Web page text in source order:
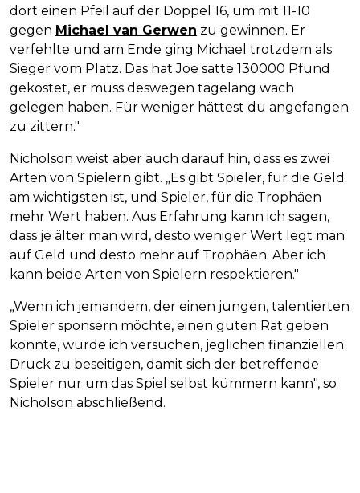
dort einen Pfeil auf der Doppel 16, um mit 11-10
gegen Michael van Gerwen zu gewinnen. Er
verfehlte und am Ende ging Michael trotzdem als
Sieger vom Platz. Das hat Joe satte 130000 Pfund
gekostet, er muss deswegen tagelang wach
gelegen haben. Für weniger hättest du angefangen
zu zittern."
Nicholson weist aber auch darauf hin, dass es zwei
Arten von Spielern gibt. „Es gibt Spieler, für die Geld
am wichtigsten ist, und Spieler, für die Trophäen
mehr Wert haben. Aus Erfahrung kann ich sagen,
dass je älter man wird, desto weniger Wert legt man
auf Geld und desto mehr auf Trophäen. Aber ich
kann beide Arten von Spielern respektieren."
„Wenn ich jemandem, der einen jungen, talentierten
Spieler sponsern möchte, einen guten Rat geben
könnte, würde ich versuchen, jeglichen finanziellen
Druck zu beseitigen, damit sich der betreffende
Spieler nur um das Spiel selbst kümmern kann", so
Nicholson abschließend.